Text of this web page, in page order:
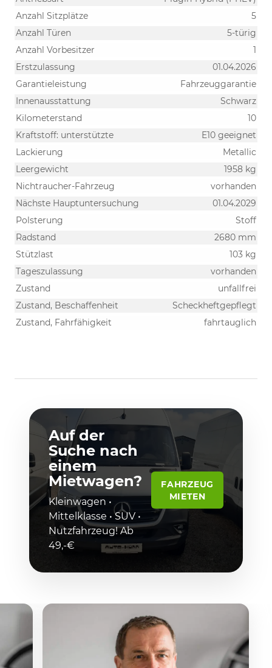
Anzahl Sitzplätze
5
Anzahl Türen
5-türig
Anzahl Vorbesitzer
1
Erstzulassung
01.04.2026
Garantieleistung
Fahrzeuggarantie
Innenausstattung
Schwarz
Kilometerstand
10
Kraftstoff: unterstützte
E10 geeignet
Lackierung
Metallic
Leergewicht
1958 kg
Nichtraucher-Fahrzeug
vorhanden
Nächste Hauptuntersuchung
01.04.2029
Polsterung
Stoff
Radstand
2680 mm
Stützlast
103 kg
Tageszulassung
vorhanden
Zustand
unfallfrei
Zustand, Beschaffenheit
Scheckheftgepflegt
Zustand, Fahrfähigkeit
fahrtauglich
Auf der
Suche nach
einem
Mietwagen?
Kleinwagen •
Mittelklasse • SUV •
Nutzfahrzeug! Ab
49,-€
FAHRZEUG
MIETEN